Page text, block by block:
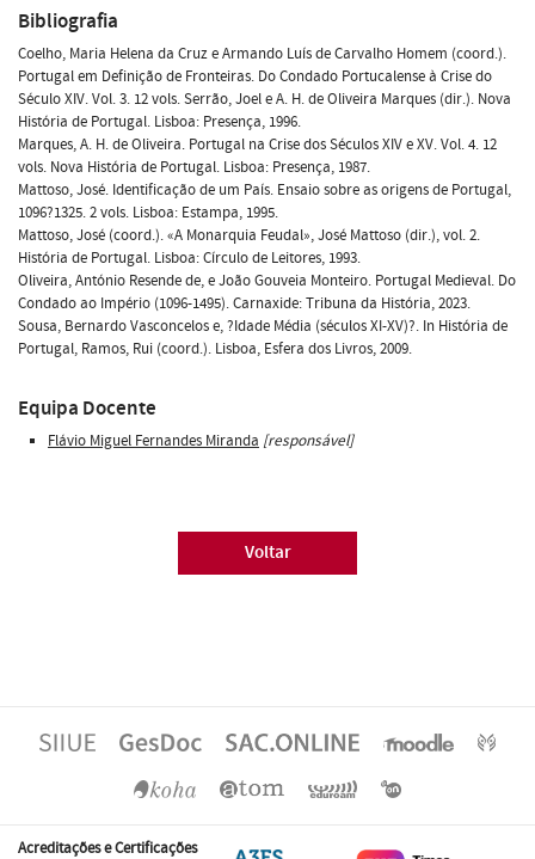
Bibliografia
Coelho, Maria Helena da Cruz e Armando Luís de Carvalho Homem (coord.).
Portugal em Definição de Fronteiras. Do Condado Portucalense à Crise do
Século XIV. Vol. 3. 12 vols. Serrão, Joel e A. H. de Oliveira Marques (dir.). Nova
História de Portugal. Lisboa: Presença, 1996.
Marques, A. H. de Oliveira. Portugal na Crise dos Séculos XIV e XV. Vol. 4. 12
vols. Nova História de Portugal. Lisboa: Presença, 1987.
Mattoso, José. Identificação de um País. Ensaio sobre as origens de Portugal,
1096?1325. 2 vols. Lisboa: Estampa, 1995.
Mattoso, José (coord.). «A Monarquia Feudal», José Mattoso (dir.), vol. 2.
História de Portugal. Lisboa: Círculo de Leitores, 1993.
Oliveira, António Resende de, e João Gouveia Monteiro. Portugal Medieval. Do
Condado ao Império (1096-1495). Carnaxide: Tribuna da História, 2023.
Sousa, Bernardo Vasconcelos e, ?Idade Média (séculos XI-XV)?. In História de
Portugal, Ramos, Rui (coord.). Lisboa, Esfera dos Livros, 2009.
Equipa Docente
Flávio Miguel Fernandes Miranda [responsável]
Voltar
Acreditações e Certificações